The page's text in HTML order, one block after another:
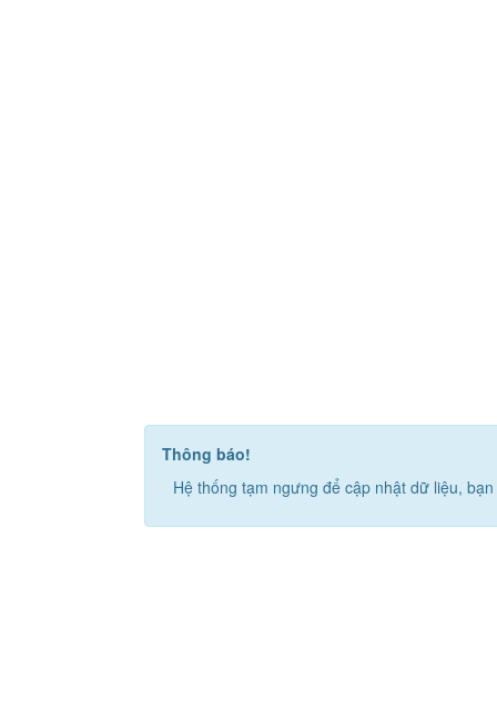
Thông báo!
Hệ thống tạm ngưng để cập nhật dữ liệu,